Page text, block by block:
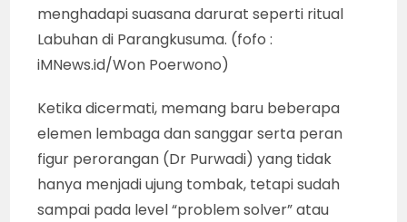
menghadapi suasana darurat seperti ritual
Labuhan di Parangkusuma. (fofo :
iMNews.id/Won Poerwono)
Ketika dicermati, memang baru beberapa
elemen lembaga dan sanggar serta peran
figur perorangan (Dr Purwadi) yang tidak
hanya menjadi ujung tombak, tetapi sudah
sampai pada level “problem solver” atau